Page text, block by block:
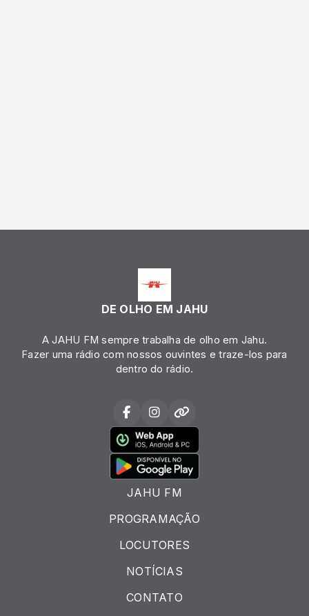
DE OLHO EM JAHU
A JAHU FM sempre trabalha de olho em Jahu.
Fazer uma rádio com nossos ouvintes e traze-los para
dentro do rádio.
JAHU FM
PROGRAMAÇÃO
LOCUTORES
NOTÍCIAS
CONTATO